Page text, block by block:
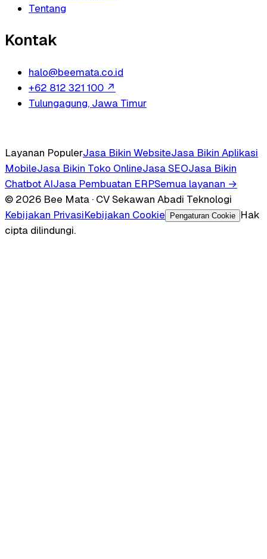
Tentang
Kontak
halo@beemata.co.id
+62 812 321 100 ↗
Tulungagung, Jawa Timur
Layanan PopulerJasa Bikin WebsiteJasa Bikin Aplikasi
MobileJasa Bikin Toko OnlineJasa SEOJasa Bikin
Chatbot AIJasa Pembuatan ERPSemua layanan →
© 2026 Bee Mata · CV Sekawan Abadi Teknologi
Kebijakan PrivasiKebijakan Cookie Pengaturan Cookie
Hak
cipta dilindungi.